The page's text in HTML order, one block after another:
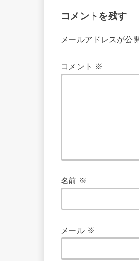
コメントを残す
メールアドレスが公
コメント ※
名前 ※
メール ※